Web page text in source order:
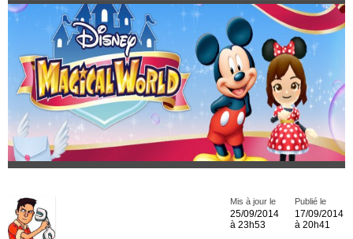
Publié le
17/09/2014
à 20h41
Mis à jour le
25/09/2014
à 23h53